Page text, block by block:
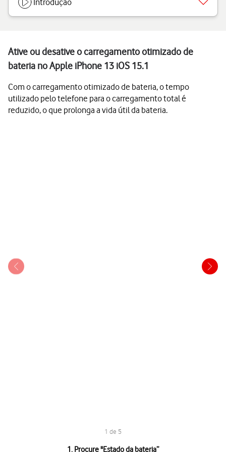
Introdução
Ative ou desative o carregamento otimizado de
bateria no Apple iPhone 13 iOS 15.1
Com o carregamento otimizado de bateria, o tempo
utilizado pelo telefone para o carregamento total é
reduzido, o que prolonga a vida útil da bateria.
1 de 5
1. Procure "Estado da bateria”